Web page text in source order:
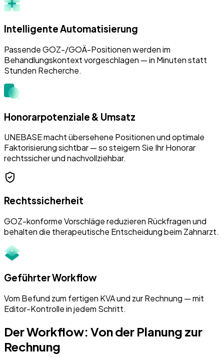
Intelligente Automatisierung
Passende GOZ-/GOÄ-Positionen werden im
Behandlungskontext vorgeschlagen — in Minuten statt
Stunden Recherche.
Honorarpotenziale & Umsatz
UNEBASE macht übersehene Positionen und optimale
Faktorisierung sichtbar — so steigern Sie Ihr Honorar
rechtssicher und nachvollziehbar.
Rechtssicherheit
GOZ-konforme Vorschläge reduzieren Rückfragen und
behalten die therapeutische Entscheidung beim Zahnarzt.
Geführter Workflow
Vom Befund zum fertigen KVA und zur Rechnung — mit
Editor-Kontrolle in jedem Schritt.
Der Workflow: Von der Planung zur
Rechnung